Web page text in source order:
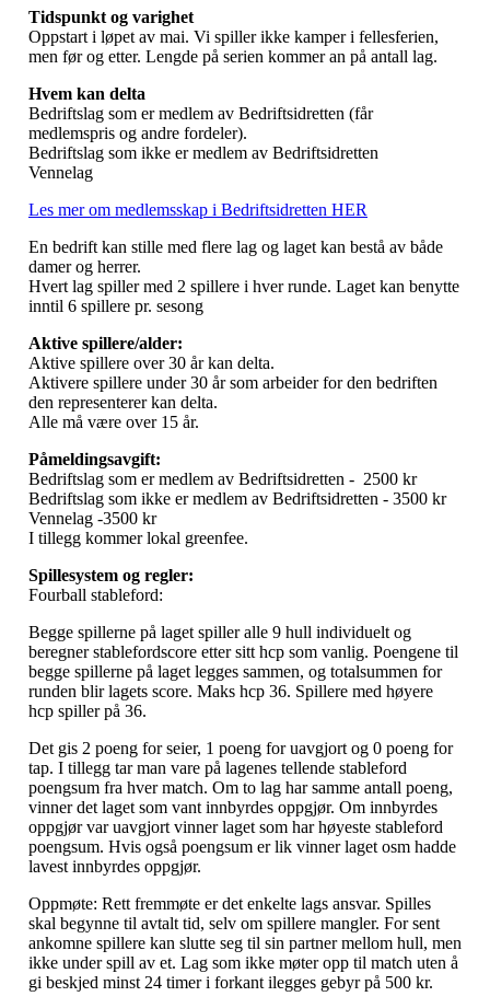
Tidspunkt og varighet
Oppstart i løpet av mai. Vi spiller ikke kamper i fellesferien,
men før og etter. Lengde på serien kommer an på antall lag.
Hvem kan delta
Bedriftslag som er medlem av Bedriftsidretten (får
medlemspris og andre fordeler).
Bedriftslag som ikke er medlem av Bedriftsidretten
Vennelag
Les mer om medlemsskap i Bedriftsidretten HER
En bedrift kan stille med flere lag og laget kan bestå av både
damer og herrer.
Hvert lag spiller med 2 spillere i hver runde. Laget kan benytte
inntil 6 spillere pr. sesong
Aktive spillere/alder:
Aktive spillere over 30 år kan delta.
Aktivere spillere under 30 år som arbeider for den bedriften
den representerer kan delta.
Alle må være over 15 år.
Påmeldingsavgift:
Bedriftslag som er medlem av Bedriftsidretten - 2500 kr
Bedriftslag som ikke er medlem av Bedriftsidretten - 3500 kr
Vennelag -3500 kr
I tillegg kommer lokal greenfee.
Spillesystem og regler:
Fourball stableford:
Begge spillerne på laget spiller alle 9 hull individuelt og
beregner stablefordscore etter sitt hcp som vanlig. Poengene til
begge spillerne på laget legges sammen, og totalsummen for
runden blir lagets score. Maks hcp 36. Spillere med høyere
hcp spiller på 36.
Det gis 2 poeng for seier, 1 poeng for uavgjort og 0 poeng for
tap. I tillegg tar man vare på lagenes tellende stableford
poengsum fra hver match. Om to lag har samme antall poeng,
vinner det laget som vant innbyrdes oppgjør. Om innbyrdes
oppgjør var uavgjort vinner laget som har høyeste stableford
poengsum. Hvis også poengsum er lik vinner laget osm hadde
lavest innbyrdes oppgjør.
Oppmøte: Rett fremmøte er det enkelte lags ansvar. Spilles
skal begynne til avtalt tid, selv om spillere mangler. For sent
ankomne spillere kan slutte seg til sin partner mellom hull, men
ikke under spill av et. Lag som ikke møter opp til match uten å
gi beskjed minst 24 timer i forkant ilegges gebyr på 500 kr.